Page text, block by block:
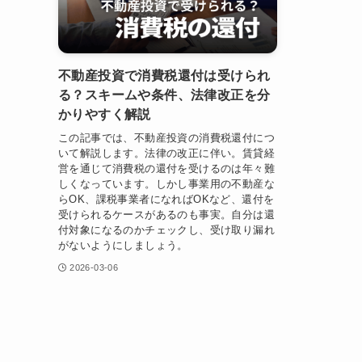
不動産投資で消費税還付は受けられ
る？スキームや条件、法律改正を分
かりやすく解説
この記事では、不動産投資の消費税還付につ
いて解説します。法律の改正に伴い。賃貸経
営を通じて消費税の還付を受けるのは年々難
しくなっています。しかし事業用の不動産な
らOK、課税事業者になればOKなど、還付を
受けられるケースがあるのも事実。自分は還
付対象になるのかチェックし、受け取り漏れ
がないようにしましょう。
2026-03-06